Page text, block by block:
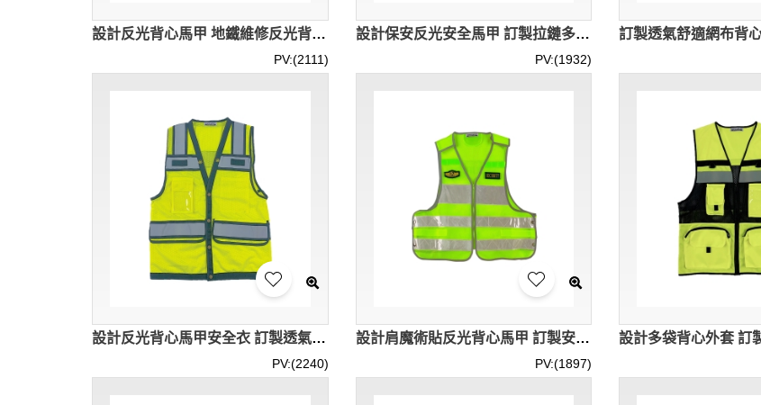
設計反光背心馬甲 地鐵維修反光背心 網眼透氣背心 反光條設計 SKVT038
PV:(2111)
設計保安反光安全馬甲 訂製拉鏈多袋反光條背心 可調節大小 透氣舒適 藍白反光晶格設計 商場 停車場 SKVT037
PV:(1932)
設計反光背心馬甲安全衣 訂製透氣網布反光衣馬甲 建築工地管理人員用 多口袋可攜帶大量工具 四合釦門襟 左右胸 魔術貼設計 SKVT034
PV:(2240)
設計肩魔術貼反光背心馬甲 訂製安全馬甲條紋制服 保安執勤反光衣 網眼布背心 腰側 啪鈕 設計 SKVT033
PV:(1897)